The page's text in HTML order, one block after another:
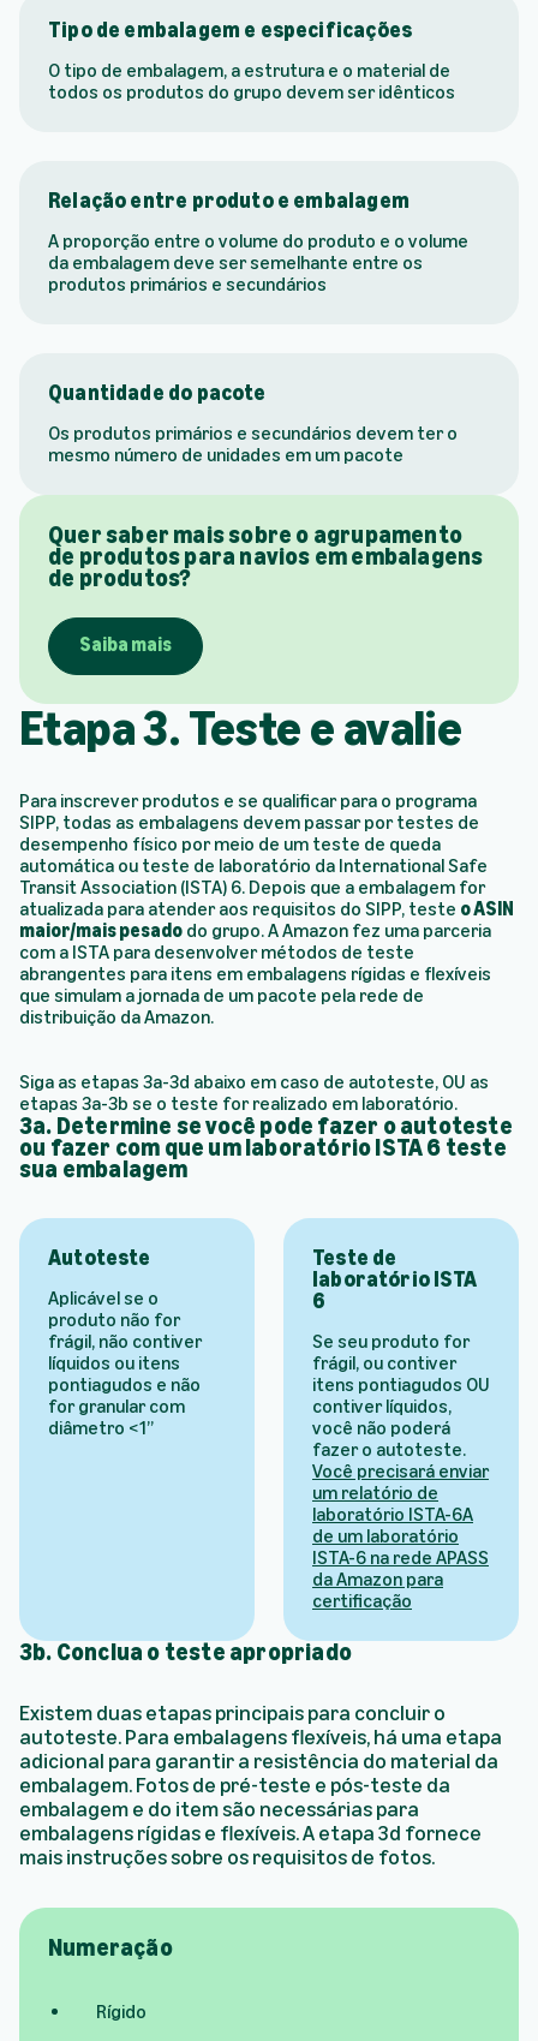
Tipo de embalagem e especificações
O tipo de embalagem, a estrutura e o material de
todos os produtos do grupo devem ser idênticos
Relação entre produto e embalagem
A proporção entre o volume do produto e o volume
da embalagem deve ser semelhante entre os
produtos primários e secundários
Quantidade do pacote
Os produtos primários e secundários devem ter o
mesmo número de unidades em um pacote
Quer saber mais sobre o agrupamento
de produtos para navios em embalagens
de produtos?
Saiba mais
Etapa 3. Teste e avalie
Para inscrever produtos e se qualificar para o programa
SIPP, todas as embalagens devem passar por testes de
desempenho físico por meio de um teste de queda
automática ou teste de laboratório da International Safe
Transit Association (ISTA) 6. Depois que a embalagem for
atualizada para atender aos requisitos do SIPP, teste o ASIN
maior/mais pesado do grupo. A Amazon fez uma parceria
com a ISTA para desenvolver métodos de teste
abrangentes para itens em embalagens rígidas e flexíveis
que simulam a jornada de um pacote pela rede de
distribuição da Amazon.
Siga as etapas 3a-3d abaixo em caso de autoteste, OU as
etapas 3a-3b se o teste for realizado em laboratório.
3a. Determine se você pode fazer o autoteste
ou fazer com que um laboratório ISTA 6 teste
sua embalagem
Autoteste
Aplicável se o
produto não for
frágil, não contiver
líquidos ou itens
pontiagudos e não
for granular com
diâmetro <1”
Teste de
laboratório ISTA
6
Se seu produto for
frágil, ou contiver
itens pontiagudos OU
contiver líquidos,
você não poderá
fazer o autoteste.
Você precisará enviar
um relatório de
laboratório ISTA-6A
de um laboratório
ISTA-6 na rede APASS
da Amazon para
certificação
3b. Conclua o teste apropriado
Existem duas etapas principais para concluir o
autoteste. Para embalagens flexíveis, há uma etapa
adicional para garantir a resistência do material da
embalagem. Fotos de pré-teste e pós-teste da
embalagem e do item são necessárias para
embalagens rígidas e flexíveis. A etapa 3d fornece
mais instruções sobre os requisitos de fotos.
Numeração
Rígido